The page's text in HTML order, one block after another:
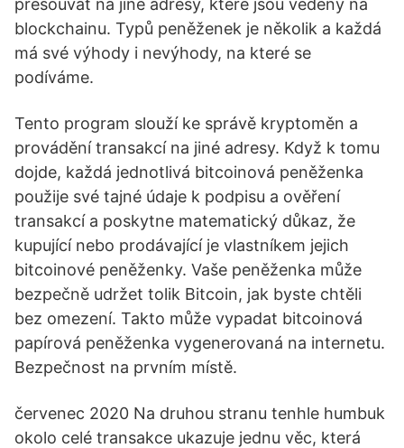
přesouvat na jiné adresy, které jsou vedeny na
blockchainu. Typů peněženek je několik a každá
má své výhody i nevýhody, na které se
podíváme.
Tento program slouží ke správě kryptoměn a
provádění transakcí na jiné adresy. Když k tomu
dojde, každá jednotlivá bitcoinová peněženka
použije své tajné údaje k podpisu a ověření
transakcí a poskytne matematický důkaz, že
kupující nebo prodávající je vlastníkem jejich
bitcoinové peněženky. Vaše peněženka může
bezpečně udržet tolik Bitcoin, jak byste chtěli
bez omezení. Takto může vypadat bitcoinová
papírová peněženka vygenerovaná na internetu.
Bezpečnost na prvním místě.
červenec 2020 Na druhou stranu tenhle humbuk
okolo celé transakce ukazuje jednu věc, která